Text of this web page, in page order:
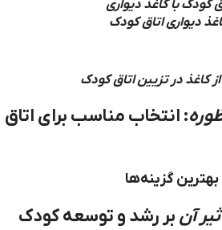
کودک با کاغذ دیواری
از کاغذ در تزیین اتاق کودک
: انتخاب مناسب برای اتاق
گزینه‌ها
آن بر رشد و توسعه کودک